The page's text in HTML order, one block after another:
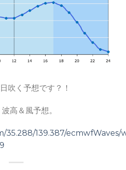
吹く予想です？！
高＆風予想。
35.288/139.387/ecmwfWaves/